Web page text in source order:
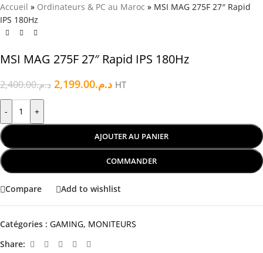
Accueil » Ordinateurs & PC au Maroc » MSI MAG 275F 27″ Rapid
IPS 180Hz
MSI MAG 275F 27″ Rapid IPS 180Hz
د.م.2,400.00 د.م.2,199.00 HT
- +
AJOUTER AU PANIER
COMMANDER
Compare Add to wishlist
Catégories : GAMING, MONITEURS
Share: